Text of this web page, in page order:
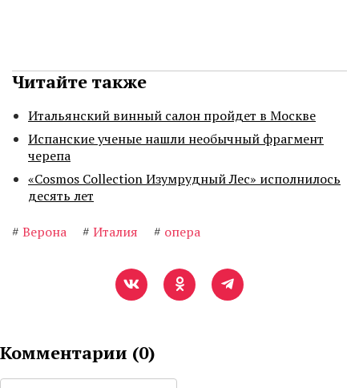
Читайте также
Итальянский винный салон пройдет в Москве
Испанские ученые нашли необычный фрагмент
черепа
«Cosmos Collection Изумрудный Лес» исполнилось
десять лет
# Верона # Италия # опера
Комментарии (0)